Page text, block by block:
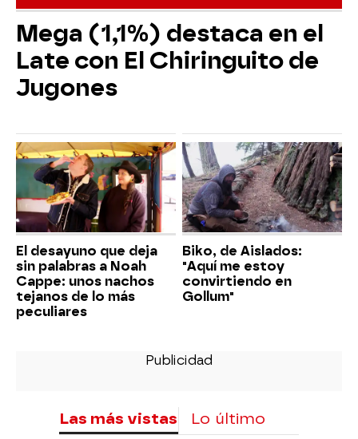
Mega (1,1%) destaca en el
Late con El Chiringuito de
Jugones
El desayuno que deja
sin palabras a Noah
Cappe: unos nachos
tejanos de lo más
peculiares
Biko, de Aislados:
"Aquí me estoy
convirtiendo en
Gollum"
Las más vistas Lo último